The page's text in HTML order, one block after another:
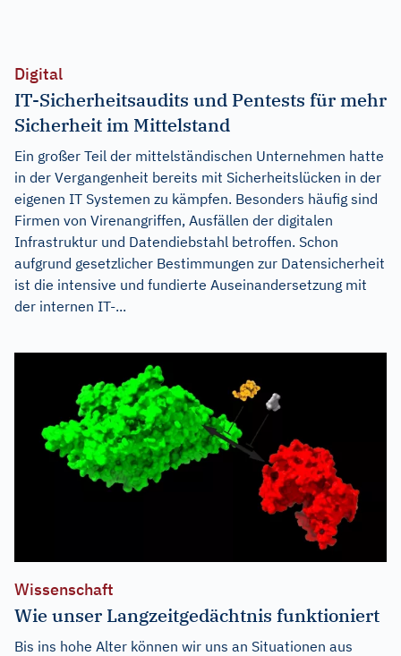
Digital
IT-Sicherheitsaudits und Pentests für mehr
Sicherheit im Mittelstand
Ein großer Teil der mittelständischen Unternehmen hatte
in der Vergangenheit bereits mit Sicherheitslücken in der
eigenen IT Systemen zu kämpfen. Besonders häufig sind
Firmen von Virenangriffen, Ausfällen der digitalen
Infrastruktur und Datendiebstahl betroffen. Schon
aufgrund gesetzlicher Bestimmungen zur Datensicherheit
ist die intensive und fundierte Auseinandersetzung mit
der internen IT-...
Wissenschaft
Wie unser Langzeitgedächtnis funktioniert
Bis ins hohe Alter können wir uns an Situationen aus